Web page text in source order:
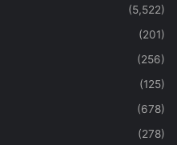
(5,522)
(201)
(256)
(125)
(678)
(278)